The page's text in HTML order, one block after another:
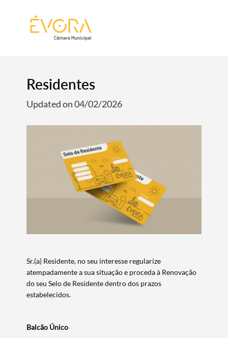
Residentes
Updated on 04/02/2026
Sr.(a) Residente, no seu interesse regularize
atempadamente a sua situação e proceda à Renovação
do seu Selo de Residente dentro dos prazos
estabelecidos.
Balcão Único